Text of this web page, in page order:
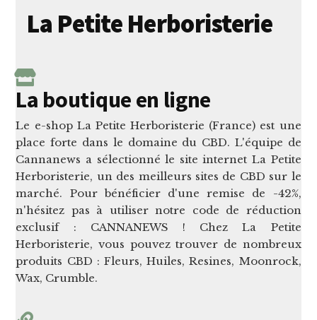
La Petite Herboristerie
La boutique en ligne
Le e-shop La Petite Herboristerie (France) est une
place forte dans le domaine du CBD. L'équipe de
Cannanews a sélectionné le site internet La Petite
Herboristerie, un des meilleurs sites de CBD sur le
marché. Pour bénéficier d'une remise de -42%,
n'hésitez pas à utiliser notre code de réduction
exclusif : CANNANEWS ! Chez La Petite
Herboristerie, vous pouvez trouver de nombreux
produits CBD : Fleurs, Huiles, Resines, Moonrock,
Wax, Crumble.